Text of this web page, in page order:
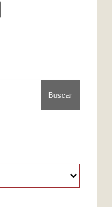
Buscar